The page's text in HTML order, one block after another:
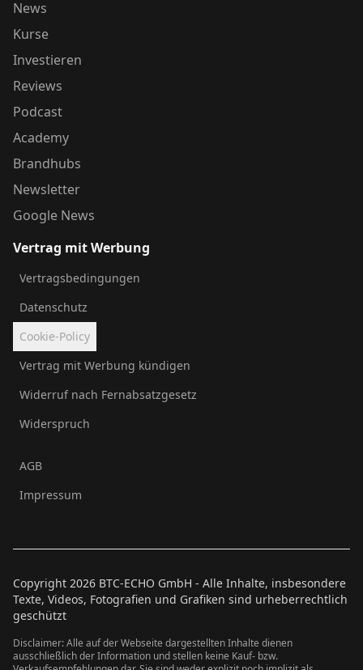
News
Kurse
Investieren
Reviews
Podcast
Academy
Brandhubs
Newsletter
Google News
Vertrag mit Werbung
Vertragsbedingungen
Datenschutz
Cookie-Policy
Vertrag mit Werbung kündigen
Widerruf nach Fernabsatzgesetz
Widerspruch
AGB
Impressum
Copyright 2026 BTC-ECHO GmbH - Alle Inhalte, insbesondere
Texte, Videos, Fotografien und Grafiken sind urheberrechtlich
geschützt
Disclaimer: Alle auf der Webseite dargestellten Inhalte dienen
ausschließlich der Information und stellen keine Kauf- bzw.